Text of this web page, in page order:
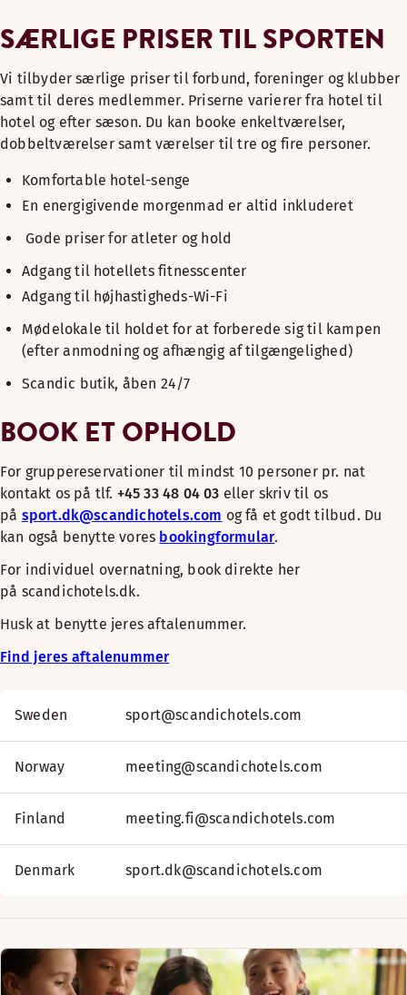
SÆRLIGE PRISER TIL SPORTEN
Vi tilbyder særlige priser til forbund, foreninger og klubber
samt til deres medlemmer. Priserne varierer fra hotel til
hotel og efter sæson. Du kan booke enkeltværelser,
dobbeltværelser samt værelser til tre og fire personer.
Komfortable hotel-senge
En energigivende morgenmad er altid inkluderet
Gode priser for atleter og hold
Adgang til hotellets fitnesscenter
Adgang til højhastigheds-Wi-Fi
Mødelokale til holdet for at forberede sig til kampen
(efter anmodning og afhængig af tilgængelighed)
Scandic butik, åben 24/7
BOOK ET OPHOLD
For gruppereservationer til mindst 10 personer pr. nat
kontakt os på tlf. +45 33 48 04 03 eller skriv til os
på sport.dk@scandichotels.com og få et godt tilbud. Du
kan også benytte vores bookingformular.
For individuel overnatning, book direkte her
på scandichotels.dk.
Husk at benytte jeres aftalenummer.
Find jeres aftalenummer
Sweden sport@scandichotels.com
Norway meeting@scandichotels.com
Finland meeting.fi@scandichotels.com
Denmark sport.dk@scandichotels.com